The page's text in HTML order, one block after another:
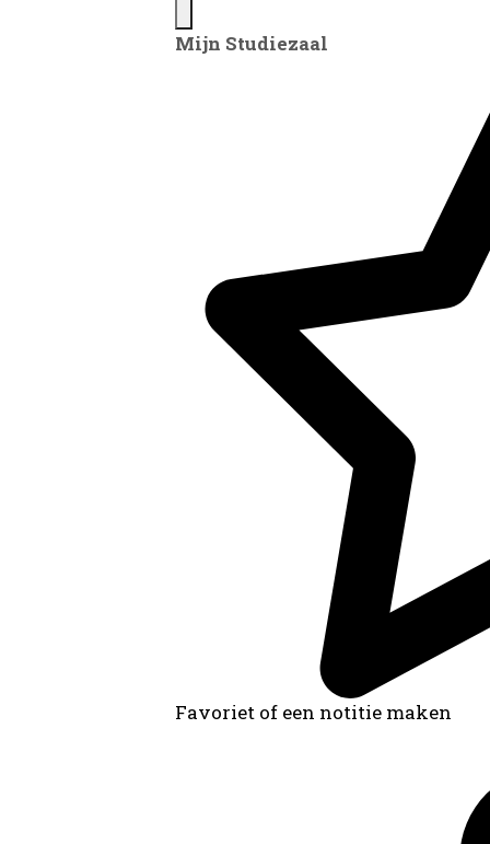
Mijn Studiezaal
Favoriet of een notitie maken